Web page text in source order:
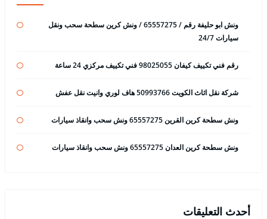
ونش ابو حليفة رقم / 65557275 / ونش كرين سطحة سحب ونقل
سيارات 24/7
رقم فني تكييف كيفان 98025055 فني تكييف مركزي 24 ساعة
شركة نقل اثاث الكويت 50993766 هاف لوري وانيت نقل عفش
ونش سطحة كرين القرين 65557275 ونش سحب وانقاذ سيارات
ونش سطحة كرين العدان 65557275 ونش سحب وانقاذ سيارات
أحدث التعليقات